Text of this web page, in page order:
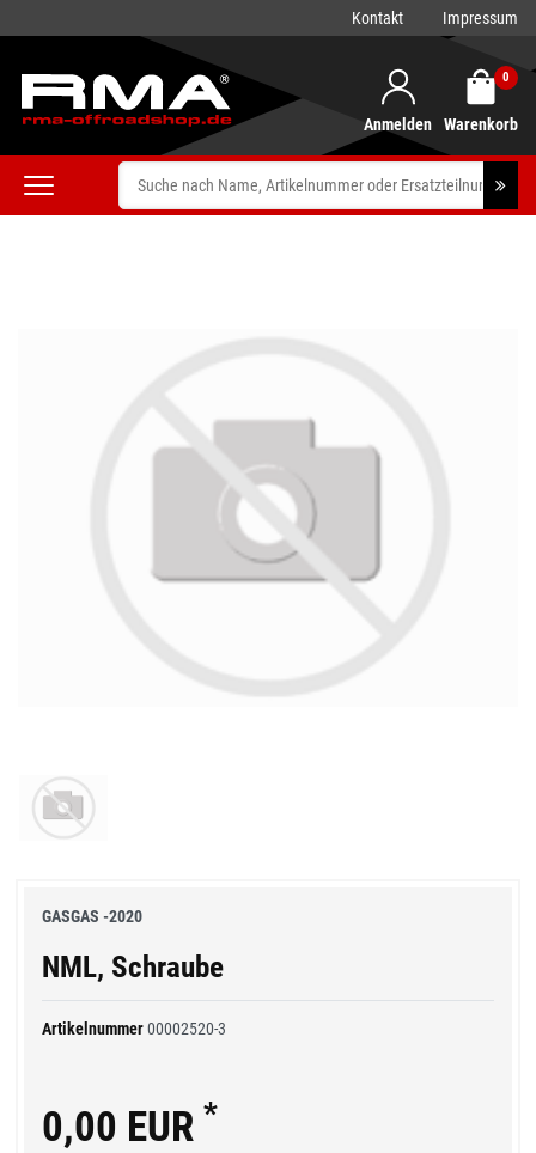
Kontakt Impressum
Anmelden
0
Warenkorb
GASGAS -2020
NML, Schraube
Artikelnummer00002520-3
0,00 EUR *